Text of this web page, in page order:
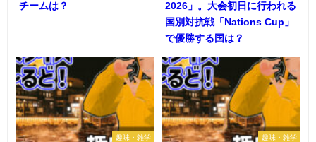
チームは？
2026」。大会初日に行われる
国別対抗戦「Nations Cup」
で優勝する国は？
趣味・雑学 趣味・雑学